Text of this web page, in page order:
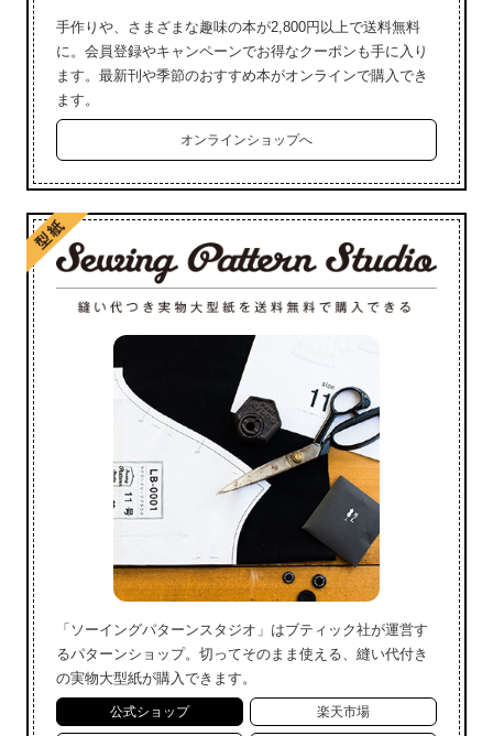
手作りや、さまざまな趣味の本が2,800円以上で送料無料
に。会員登録やキャンペーンでお得なクーポンも手に入り
ます。最新刊や季節のおすすめ本がオンラインで購入でき
ます。
オンラインショップへ
「ソーイングパターンスタジオ」はブティック社が運営す
るパターンショップ。切ってそのまま使える、縫い代付き
の実物大型紙が購入できます。
公式ショップ 楽天市場